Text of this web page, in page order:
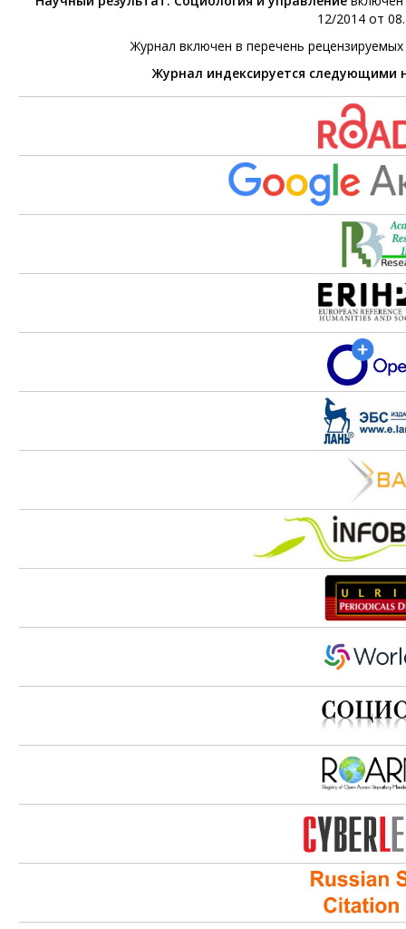
12/2014 от
Журнал включен в перечень
Журнал индексируется